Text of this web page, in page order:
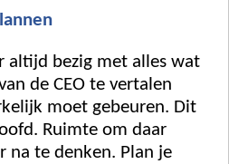
altijd bezig met alles wat
de CEO te vertalen
moet gebeuren. Dit
Ruimte om daar
na te denken. Plan je